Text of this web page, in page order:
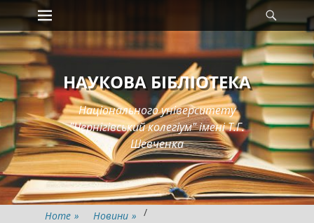
Skip
to
content
Primary Menu
НАУКОВА БІБЛІОТЕКА
Національного університету
"Чернігівський колегіум" імені Т.Г.
Шевченка
Home » Новини » /